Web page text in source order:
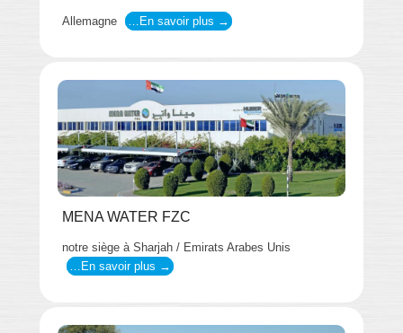
Allemagne …En savoir plus →
MENA WATER FZC
notre siège à Sharjah / Emirats Arabes Unis
…En savoir plus →